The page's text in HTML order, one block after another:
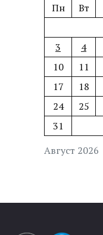
Август 2026
Пн Вт
3
4
10
11
17
18
24
25
31